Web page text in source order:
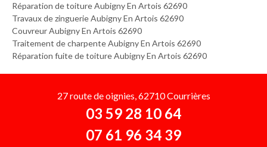
Réparation de toiture Aubigny En Artois 62690
Travaux de zinguerie Aubigny En Artois 62690
Couvreur Aubigny En Artois 62690
Traitement de charpente Aubigny En Artois 62690
Réparation fuite de toiture Aubigny En Artois 62690
27 route de oignies, 62710 Courrières
03 59 28 10 64
07 61 96 34 39